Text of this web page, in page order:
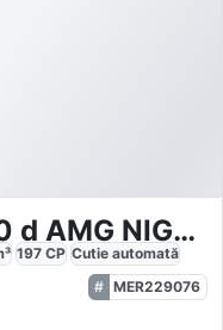
Mercedes-Benz E 220 d AMG NIGHT
197 CP Cutie automată
MER229076